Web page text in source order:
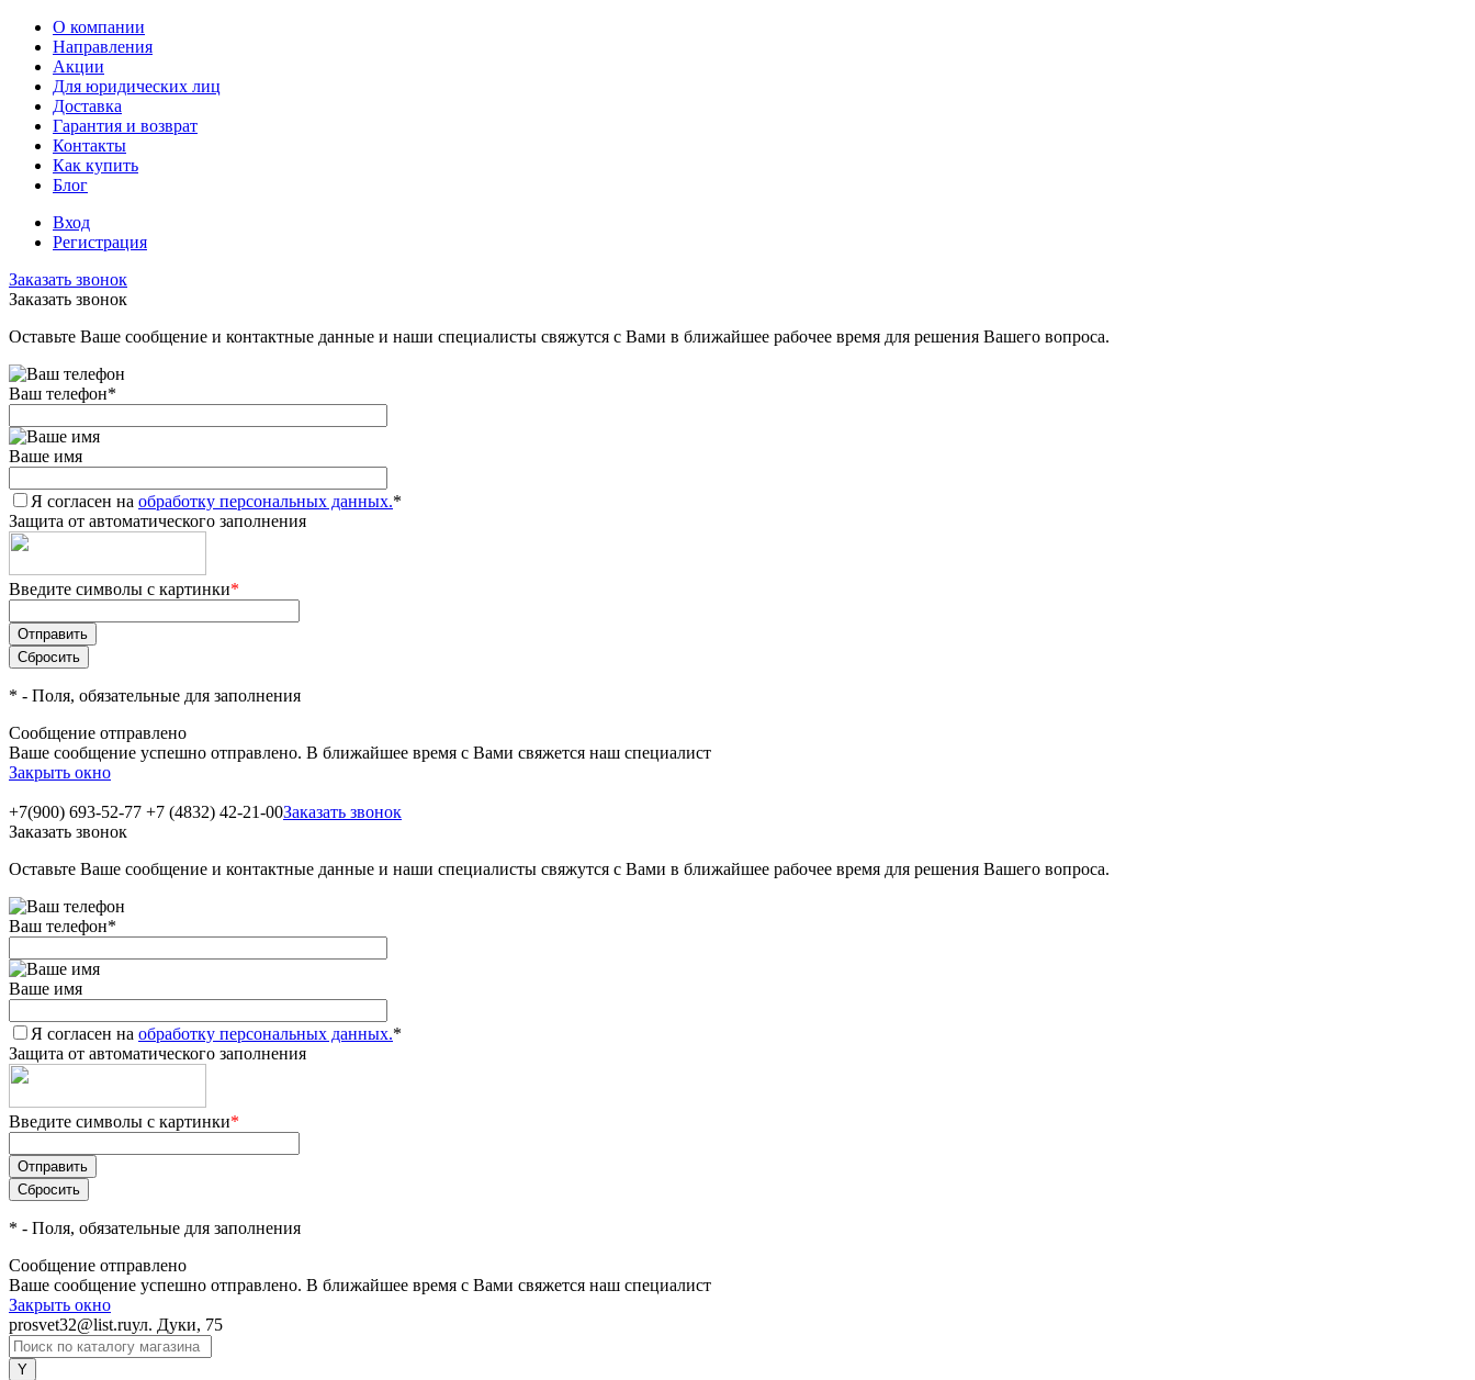
О компании
Направления
Акции
Для юридических лиц
Доставка
Гарантия и возврат
Контакты
Как купить
Блог
Вход
Регистрация
Заказать звонок
Заказать звонок
Оставьте Ваше сообщение и контактные данные и наши специалисты свяжутся с Вами в ближайшее рабочее время для решения Вашего вопроса.
Ваш телефон*
Ваше имя
Я согласен на обработку персональных данных.*
Защита от автоматического заполнения
Введите символы с картинки*
* - Поля, обязательные для заполнения
Сообщение отправлено
Ваше сообщение успешно отправлено. В ближайшее время с Вами свяжется наш специалист
Закрыть окно
+7(900) 693-52-77 +7 (4832) 42-21-00Заказать звонок
Заказать звонок
Оставьте Ваше сообщение и контактные данные и наши специалисты свяжутся с Вами в ближайшее рабочее время для решения Вашего вопроса.
Ваш телефон*
Ваше имя
Я согласен на обработку персональных данных.*
Защита от автоматического заполнения
Введите символы с картинки*
* - Поля, обязательные для заполнения
Сообщение отправлено
Ваше сообщение успешно отправлено. В ближайшее время с Вами свяжется наш специалист
Закрыть окно
prosvet32@list.ruул. Дуки, 75